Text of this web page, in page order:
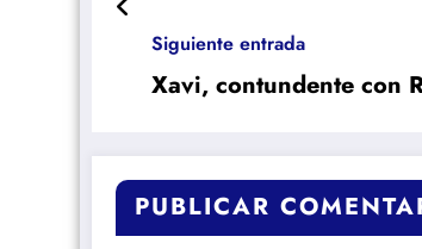
Siguiente entrada
Xavi, contundente con
PUBLICAR